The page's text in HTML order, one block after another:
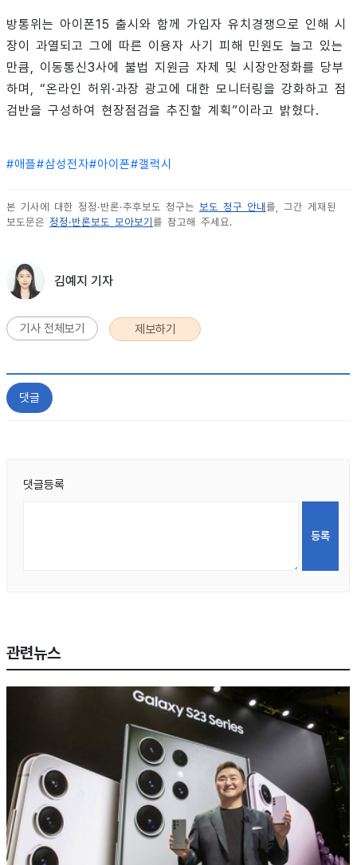
방통위는 아이폰15 출시와 함께 가입자 유치경쟁으로 인해 시
장이 과열되고 그에 따른 이용자 사기 피해 민원도 늘고 있는
만큼, 이동통신3사에 불법 지원금 자제 및 시장안정화를 당부
하며, “온라인 허위·과장 광고에 대한 모니터링을 강화하고 점
검반을 구성하여 현장점검을 추진할 계획”이라고 밝혔다.
#애플#삼성전자#아이폰#갤럭시
본 기사에 대한 정정·반론·추후보도 청구는 보도 청구 안내 를, 그간 게재된
보도문은 정정·반론보도 모아보기 를 참고해 주세요.
김예지 기자
기사 전체보기 제보하기
댓글
댓글등록
관련뉴스